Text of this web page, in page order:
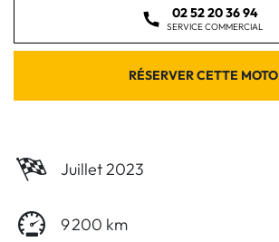
02 52 20 36 94
SERVICE COMMERCIAL
RÉSERVER CETTE MOTO
Juillet 2023
9 200 km